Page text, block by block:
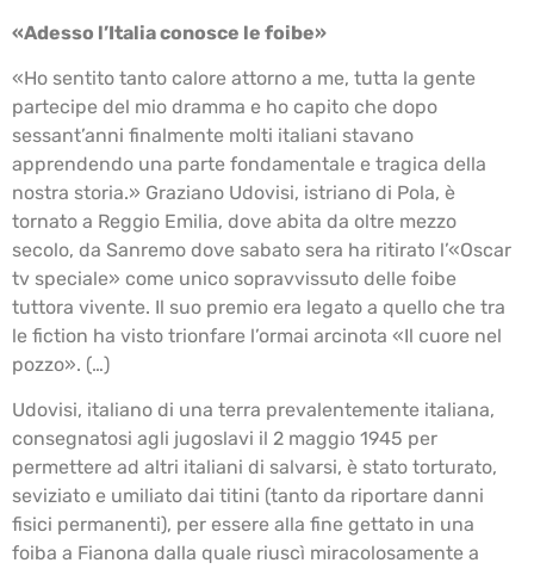
«Adesso l’Italia conosce le foibe»
«Ho sentito tanto calore attorno a me, tutta la gente
partecipe del mio dramma e ho capito che dopo
sessant’anni finalmente molti italiani stavano
apprendendo una parte fondamentale e tragica della
nostra storia.» Graziano Udovisi, istriano di Pola, è
tornato a Reggio Emilia, dove abita da oltre mezzo
secolo, da Sanremo dove sabato sera ha ritirato l’«Oscar
tv speciale» come unico sopravvissuto delle foibe
tuttora vivente. Il suo premio era legato a quello che tra
le fiction ha visto trionfare l’ormai arcinota «Il cuore nel
pozzo». (…)
Udovisi, italiano di una terra prevalentemente italiana,
consegnatosi agli jugoslavi il 2 maggio 1945 per
permettere ad altri italiani di salvarsi, è stato torturato,
seviziato e umiliato dai titini (tanto da riportare danni
fisici permanenti), per essere alla fine gettato in una
foiba a Fianona dalla quale riuscì miracolosamente a